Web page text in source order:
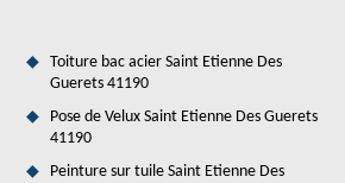
interventions. Pour finir, il y a l'accessibilité de la
Toiture bac acier Saint Etienne Des
Guerets 41190
Pose de Velux Saint Etienne Des Guerets
41190
Peinture sur tuile Saint Etienne Des